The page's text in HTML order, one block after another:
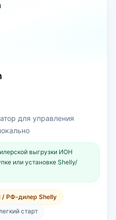
для управления
выгрузки ИОН
или установке Shelly/
РФ-дилер Shelly
старт